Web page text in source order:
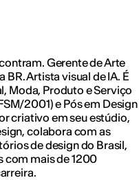
Gerente de Arte
BR. Artista visual de IA. É
Moda, Produto e Serviço
2001) e Pós em Design
criativo em seu estúdio,
colabora com as
de design do Brasil,
com mais de 1200